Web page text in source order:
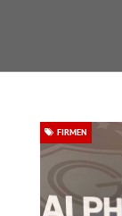
FIRMEN